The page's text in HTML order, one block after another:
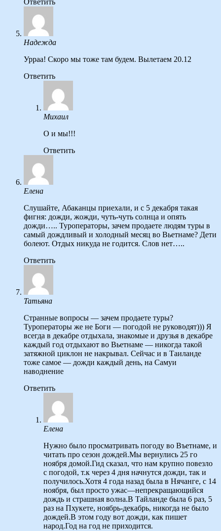
Ответить
Надежда
Урраа! Скоро мы тоже там будем. Вылетаем 20.12
Ответить
Михаил
О и мы!!!
Ответить
Елена
Слушайте, Абаканцы приехали, и с 5 декабря такая
фигня: дожди, жожди, чуть-чуть солнца и опять
дожди….. Туроператоры, зачем продаете людям туры в
самый дождливый и холодный месяц во Вьетнаме? Дети
болеют. Отдых никуда не годится. Слов нет…..
Ответить
Татьяна
Странные вопросы — зачем продаете туры?
Туроператоры же не Боги — погодой не руководят))) Я
всегда в декабре отдыхала, знакомые и друзья в декабре
каждый год отдыхают во Вьетнаме — никогда такой
затяжной циклон не накрывал. Сейчас и в Таиланде
тоже самое — дожди каждый день, на Самуи
наводнение
Ответить
Елена
Нужно было просматривать погоду во Въетнаме, и
читать про сезон дождей.Мы вернулись 25 го
ноября домой.Гид сказал, что нам крупно повезло
с погодой, т.к через 4 дня начнутся дожди, так и
получилось.Хотя 4 года назад была в Нячанге, с 14
ноября, был просто ужас—непрекращающийся
дождь и страшная волна.В Тайланде была 6 раз, 5
раз на Пхукете, ноябрь-декабрь, никогда не было
дождей.В этом году вот дожди, как пишет
народ.Год на год не приходится.